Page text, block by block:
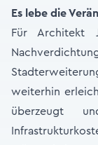
Es lebe die
Für Architekt
weiterhin
überzeugt